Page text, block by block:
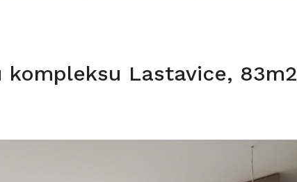
kompleksu Lastavice, 83m2